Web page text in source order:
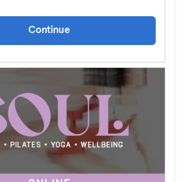
Continue